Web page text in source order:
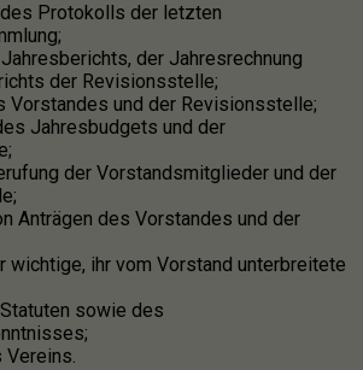
Protokolls der letzten
der Jahresrechnung
der Revisionsstelle;
Vorstandes und der Revisionsstelle;
Jahresbudgets und der
der Vorstandsmitglieder und der
Anträgen des Vorstandes und der
wichtige, ihr vom Vorstand unterbreitete
sowie des
Vereins.